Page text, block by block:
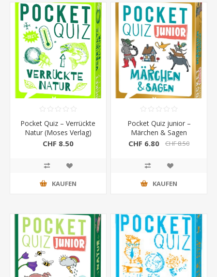
Pocket Quiz – Verrückte
Natur (Moses Verlag)
CHF 8.50
KAUFEN
Pocket Quiz junior –
Märchen & Sagen
(Moses Verlag)
CHF 6.80 CHF 8.50
KAUFEN